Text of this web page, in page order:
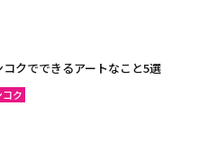
クでできるアートなこと5選
ク